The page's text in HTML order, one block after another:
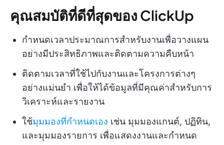
คุณสมบัติที่ดีที่สุดของ ClickUp
กำหนดเวลาประมาณการสำหรับงานเพื่อวางแผน
อย่างมีประสิทธิภาพและติดตามความคืบหน้า
ติดตามเวลาที่ใช้ไปกับงานและโครงการต่างๆ
อย่างแม่นยำ เพื่อให้ได้ข้อมูลที่มีคุณค่าสำหรับการ
วิเคราะห์และรายงาน
ใช้มุมมองที่กำหนดเอง เช่น มุมมองแกนต์, ปฏิทิน,
และมุมมองรายการ เพื่อแสดงงานและกำหนด